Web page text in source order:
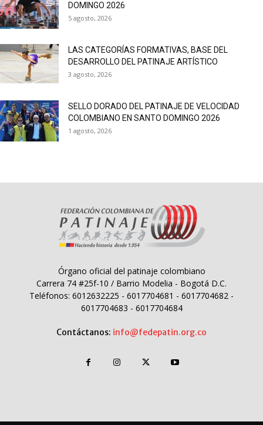
DOMINGO 2026
5 agosto, 2026
LAS CATEGORÍAS FORMATIVAS, BASE DEL
DESARROLLO DEL PATINAJE ARTÍSTICO
3 agosto, 2026
SELLO DORADO DEL PATINAJE DE VELOCIDAD
COLOMBIANO EN SANTO DOMINGO 2026
1 agosto, 2026
Órgano oficial del patinaje colombiano
Carrera 74 #25f-10 / Barrio Modelia - Bogotá D.C.
Teléfonos: 6012632225 - 6017704681 - 6017704682 -
6017704683 - 6017704684
Contáctanos: info@fedepatin.org.co